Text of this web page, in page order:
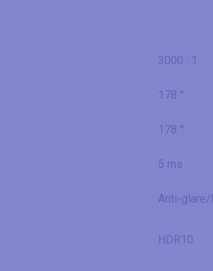
3000 : 1
178 °
178 °
5 ms
Anti-
HDR10